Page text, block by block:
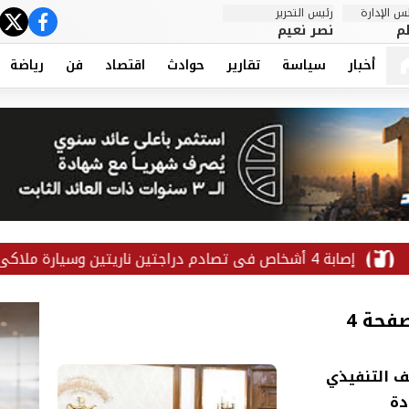
الإدارة رئيس التحرير
نصر نعيم
أخبار سياسة تقارير حوادث اقتصاد فن رياضة
4
التنفيذي